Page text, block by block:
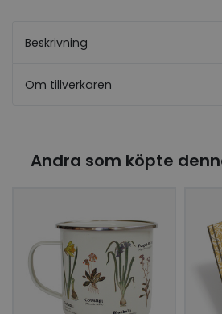
Beskrivning
Om tillverkaren
Andra som köpte